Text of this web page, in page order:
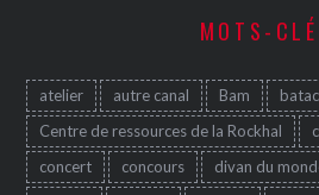
MOTS-
atelier autre canal Bam
Centre de ressources de la Rockhal
concert
concours divan du